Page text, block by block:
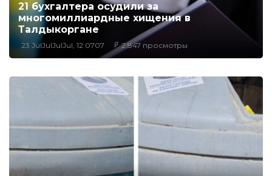
21 бухгалтера осудили за
многомиллиардные хищения в
Талдыкоргане
23 JulJulJulJul, 12:0707 2,847 просмотры